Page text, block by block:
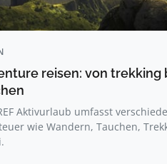
reisen: von trekking
Aktivurlaub umfasst
wie Wandern, Tauchen,